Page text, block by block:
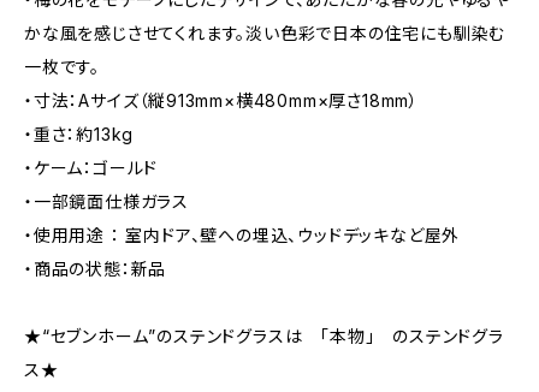
かな風を感じさせてくれます。淡い色彩で日本の住宅にも馴染む
一枚です。
・寸法：Aサイズ（縦913mm×横480mm×厚さ18mm）
・重さ：約13kg
・ケーム：ゴールド
・一部鏡面仕様ガラス
・使用用途 ： 室内ドア、壁への埋込、ウッドデッキなど屋外
・商品の状態：新品
★“セブンホーム”のステンドグラスは 「本物」 のステンドグラ
ス★